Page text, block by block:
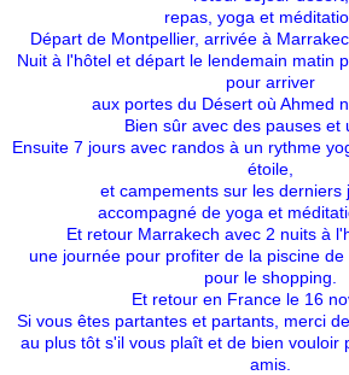
repas, yoga et
Départ de Montpellier, arrivée à
Nuit à l'hôtel et départ le lendemain matin
pour arriver
aux portes du Désert où Ahmed
Bien sûr avec des pauses et
Ensuite 7 jours avec randos à un rythme
étoile,
et campements sur les derniers
accompagné de yoga et
Et retour Marrakech avec 2 nuits à
une journée pour profiter de la piscine
pour le shopping.
Et retour en France le 16
Si vous êtes partantes et partants, merci
au plus tôt s'il vous plaît et de bien vouloir
amis.